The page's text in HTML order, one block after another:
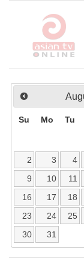
Su Mo Tu
2
3 4
9
10 11
16
17 18
23
24 25
30
31